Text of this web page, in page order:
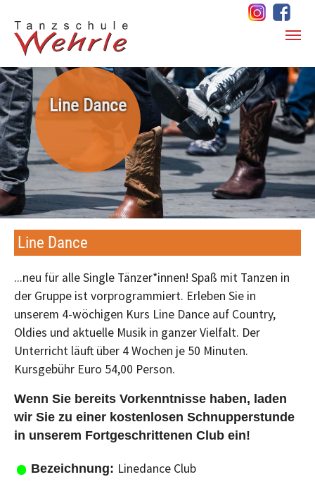
Zum Hauptinhalt springen
Line Dance
Line Dance
...neu für alle Single Tänzer*innen! Spaß mit Tanzen in
der Gruppe ist vorprogrammiert. Erleben Sie in
unserem 4-wöchigen Kurs Line Dance auf Country,
Oldies und aktuelle Musik in ganzer Vielfalt. Der
Unterricht läuft über 4 Wochen je 50 Minuten.
Kursgebühr Euro 54,00 Person.
Wenn Sie bereits Vorkenntnisse haben, laden
wir Sie zu einer kostenlosen Schnupperstunde
in unserem Fortgeschrittenen Club ein!
Linedance Club